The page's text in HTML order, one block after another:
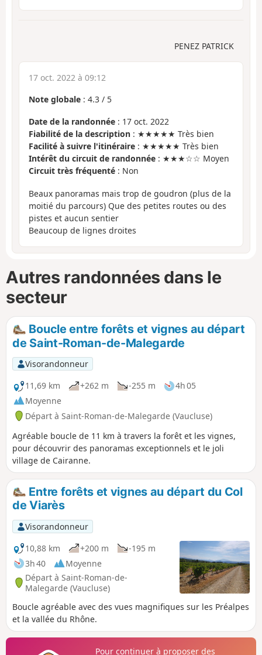
PENEZ PATRICK
17 oct. 2022 à 09:12
Note globale : 4.3 / 5
Date de la randonnée : 17 oct. 2022
Fiabilité de la description : ★★★★★ Très bien
Facilité à suivre l'itinéraire : ★★★★★ Très bien
Intérêt du circuit de randonnée : ★★★☆☆ Moyen
Circuit très fréquenté : Non
Beaux panoramas mais trop de goudron (plus de la
moitié du parcours) Que des petites routes ou des
pistes et aucun sentier
Beaucoup de lignes droites
Autres randonnées dans le
secteur
Boucle entre forêts et vignes au départ
de Saint-Roman-de-Malegarde
Visorandonneur
11,69 km
+262 m -255 m
4h 05
Moyenne
Départ à Saint-Roman-de-Malegarde (Vaucluse)
Agréable boucle de 11 km à travers la forêt et les vignes,
pour découvrir des panoramas exceptionnels et le joli
village de Cairanne.
Entre forêts et vignes au départ du Col
de Viarès
Visorandonneur
10,88 km
+200 m
-195 m
3h 40
Moyenne
Départ à Saint-Roman-de-
Malegarde (Vaucluse)
Boucle agréable avec des vues magnifiques sur les Préalpes
et la vallée du Rhône.
Pour continuer à proposer des